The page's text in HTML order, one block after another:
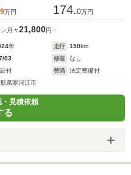
9万円 174.0万円
月々21,800円
年 走行 150km
03 修復
なし
付 整備
法定整備付
県寒河江市
見積依頼
る